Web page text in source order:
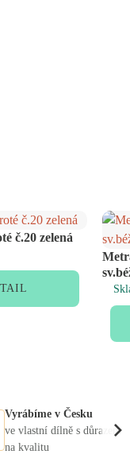
č.20 zelená
Vyrábíme v Česku
ve vlastní dílně s důrazem
na kvalitu